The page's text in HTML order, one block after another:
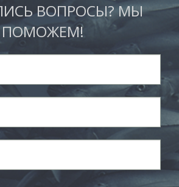
ВОПРОСЫ? МЫ
ПОМОЖЕМ!